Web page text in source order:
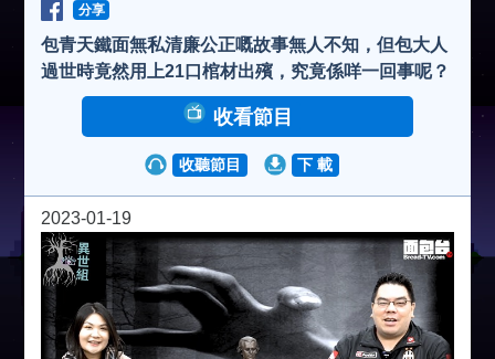
分享
包青天鐵面無私清廉公正嘅故事無人不知，但包大人
過世時竟然用上21口棺材出殯，究竟係咩一回事呢？
收看節目
收聽節目 下 載
2023-01-19